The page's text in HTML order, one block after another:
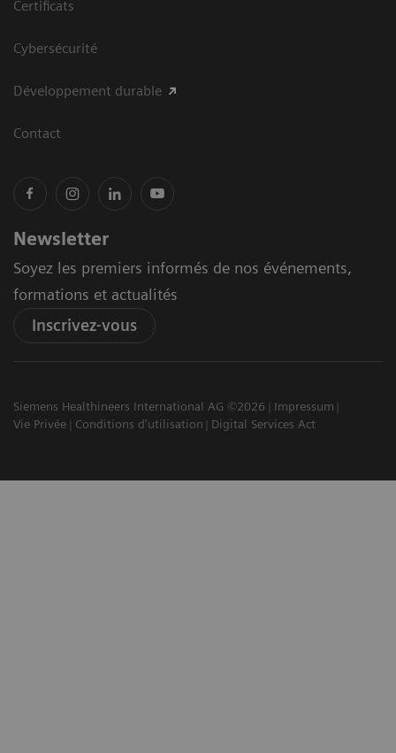
Certificats
Cybersécurité
Développement durable
Contact
Newsletter
Soyez les premiers informés de nos événements,
formations et actualités
Inscrivez-vous
Siemens Healthineers International AG ©2026
Impressum
Vie Privée
Conditions d'utilisation Digital Services Act